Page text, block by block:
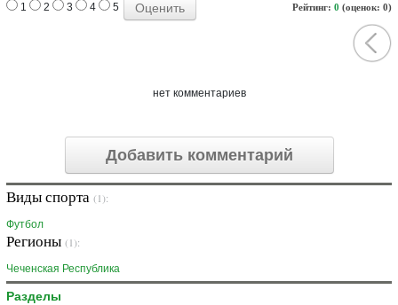
Рейтинг: 0 (оценок: 0)
1 2 3 4 5
нет комментариев
Добавить комментарий
Виды спорта (1):
Футбол
Регионы (1):
Чеченская Республика
Разделы